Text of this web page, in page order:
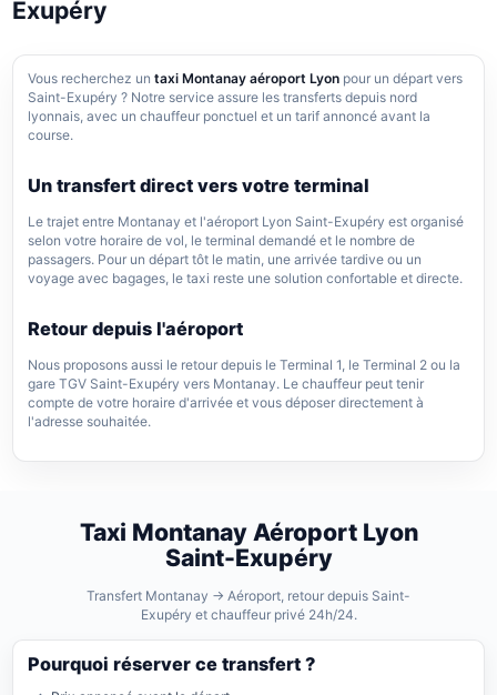
Exupéry
Vous recherchez untaxi Montanay aéroport Lyon pour un départ vers
Saint-Exupéry ? Notre service assure les transferts depuis nord
lyonnais, avec un chauffeur ponctuel et un tarif annoncé avant la
course.
Un transfert direct vers votre terminal
Le trajet entre Montanay et l'aéroport Lyon Saint-Exupéry est organisé
selon votre horaire de vol, le terminal demandé et le nombre de
passagers. Pour un départ tôt le matin, une arrivée tardive ou un
voyage avec bagages, le taxi reste une solution confortable et directe.
Retour depuis l'aéroport
Nous proposons aussi le retour depuis le Terminal 1, le Terminal 2 ou la
gare TGV Saint-Exupéry vers Montanay. Le chauffeur peut tenir
compte de votre horaire d'arrivée et vous déposer directement à
l'adresse souhaitée.
Taxi Montanay Aéroport Lyon
Saint-Exupéry
Transfert Montanay → Aéroport, retour depuis Saint-
Exupéry et chauffeur privé 24h/24.
Pourquoi réserver ce transfert ?